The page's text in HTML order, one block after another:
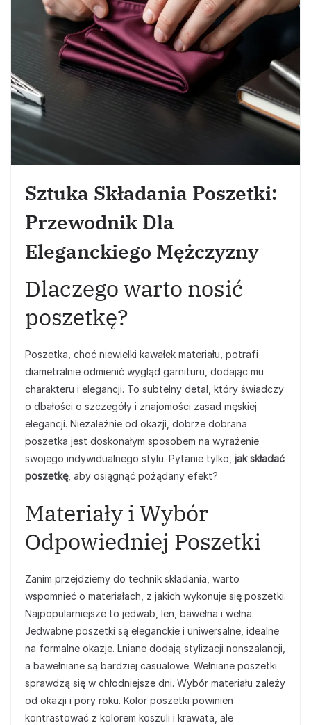
Sztuka Składania Poszetki:
Przewodnik Dla
Eleganckiego Mężczyzny
Dlaczego warto nosić
poszetkę?
Poszetka, choć niewielki kawałek materiału, potrafi
diametralnie odmienić wygląd garnituru, dodając mu
charakteru i elegancji. To subtelny detal, który świadczy
o dbałości o szczegóły i znajomości zasad męskiej
elegancji. Niezależnie od okazji, dobrze dobrana
poszetka jest doskonałym sposobem na wyrażenie
swojego indywidualnego stylu. Pytanie tylko, jak składać
poszetkę, aby osiągnąć pożądany efekt?
Materiały i Wybór
Odpowiedniej Poszetki
Zanim przejdziemy do technik składania, warto
wspomnieć o materiałach, z jakich wykonuje się poszetki.
Najpopularniejsze to jedwab, len, bawełna i wełna.
Jedwabne poszetki są eleganckie i uniwersalne, idealne
na formalne okazje. Lniane dodają stylizacji nonszalancji,
a bawełniane są bardziej casualowe. Wełniane poszetki
sprawdzą się w chłodniejsze dni. Wybór materiału zależy
od okazji i pory roku. Kolor poszetki powinien
kontrastować z kolorem koszuli i krawata, ale